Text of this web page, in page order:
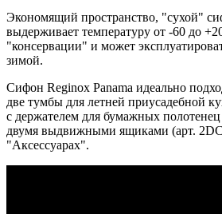
Экономящий пространство, "сухой"
выдерживает температуру от -60 до
"консервации" и может
зимой.
Сифон Reginox Panama идеально
две тумбы для летней приусадебной
с держателем для бумажных
двумя выдвижными ящиками (арт.
"Аксессуарах".